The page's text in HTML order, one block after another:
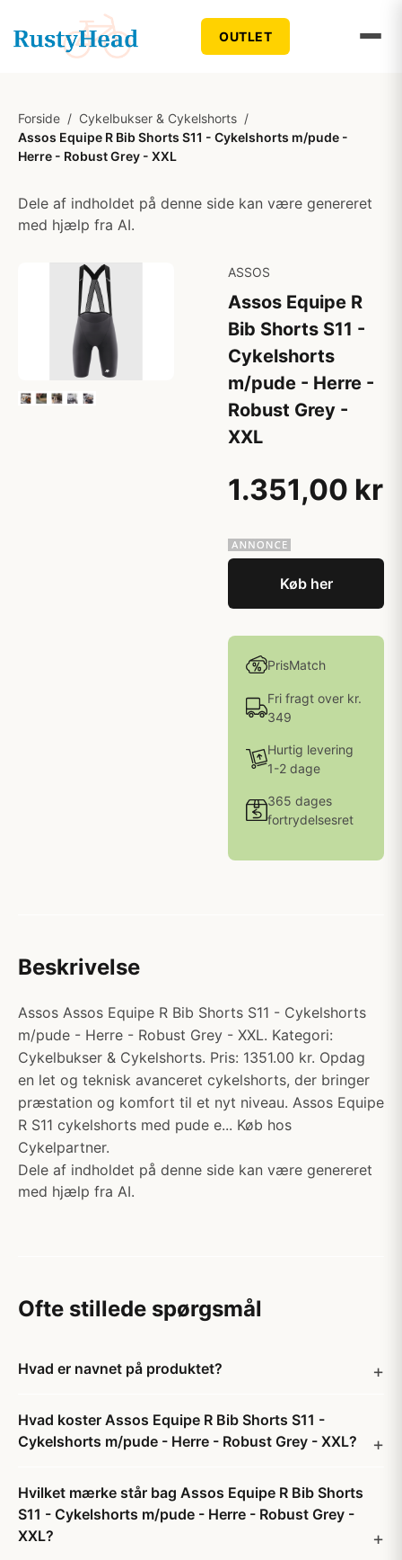
OUTLET
Forside / Cykelbukser & Cykelshorts /
Assos Equipe R Bib Shorts S11 - Cykelshorts m/pude -
Herre - Robust Grey - XXL
Dele af indholdet på denne side kan være genereret
med hjælp fra AI.
ASSOS
Assos Equipe R
Bib Shorts S11 -
Cykelshorts
m/pude - Herre -
Robust Grey -
XXL
1.351,00 kr
Køb her
PrisMatch
Fri fragt over kr.
349
Hurtig levering
1-2 dage
365 dages
fortrydelsesret
Beskrivelse
Assos Assos Equipe R Bib Shorts S11 - Cykelshorts
m/pude - Herre - Robust Grey - XXL. Kategori:
Cykelbukser & Cykelshorts. Pris: 1351.00 kr. Opdag
en let og teknisk avanceret cykelshorts, der bringer
præstation og komfort til et nyt niveau. Assos Equipe
R S11 cykelshorts med pude e... Køb hos
Cykelpartner.
Dele af indholdet på denne side kan være genereret
med hjælp fra AI.
Ofte stillede spørgsmål
Hvad er navnet på produktet?
Hvad koster Assos Equipe R Bib Shorts S11 -
Cykelshorts m/pude - Herre - Robust Grey - XXL?
Hvilket mærke står bag Assos Equipe R Bib Shorts
S11 - Cykelshorts m/pude - Herre - Robust Grey -
XXL?